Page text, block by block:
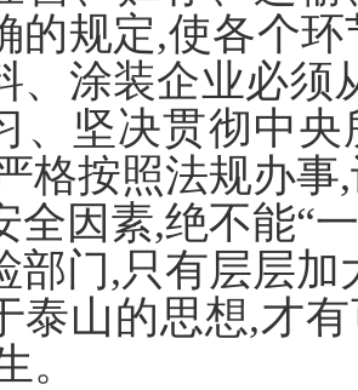
的规定,使各个
、涂装企业必须
、坚决贯彻中
格按照法规办
全因素,绝不能“
部门,只有层层
泰山的思想,才
。